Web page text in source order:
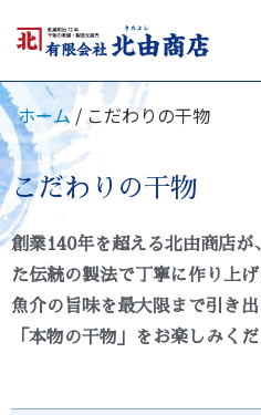
ホーム/ こだわりの干物
こだわりの干物
創業140年を超える北由商店が
た伝統の製法で丁寧に作り上げ
魚介の旨味を最大限まで引き
「本物の干物」をお楽しみくだ